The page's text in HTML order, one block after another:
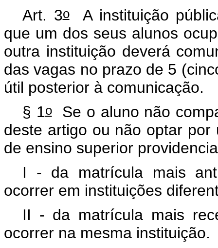
Art. 3oA instituição
que um dos seus alunos
outra instituição deverá
das vagas no prazo de 5
útil posterior à comunicação.
§ 1oSe o aluno não
deste artigo ou não optar
de ensino superior
I - da matrícula mais
ocorrer em instituições
II - da matrícula mais
ocorrer na mesma instituição.